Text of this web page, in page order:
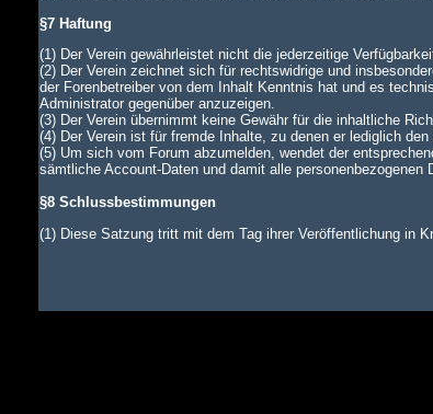
§7 Haftung
(1) Der Verein gewährleistet nicht die jederzeitige
(2) Der Verein zeichnet sich für rechtswidrige und
der Forenbetreiber von dem Inhalt Kenntnis hat und es
Administrator gegenüber anzuzeigen.
(3) Der Verein übernimmt keine Gewähr für die inhaltliche
(4) Der Verein ist für fremde Inhalte, zu denen er lediglich
(5) Um sich vom Forum abzumelden, wendet der
sämtliche Account-Daten und damit alle
§8 Schlussbestimmungen
(1) Diese Satzung tritt mit dem Tag ihrer Veröffentlichung in